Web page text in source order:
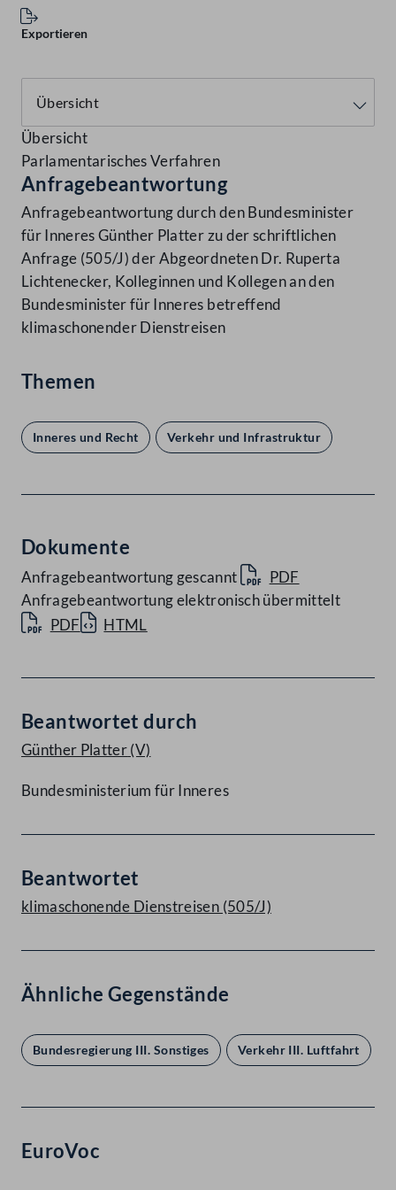
Exportieren
Übersicht
Parlamentarisches Verfahren
Anfragebeantwortung
Anfragebeantwortung durch den Bundesminister
für Inneres Günther Platter zu der schriftlichen
Anfrage (505/J) der Abgeordneten Dr. Ruperta
Lichtenecker, Kolleginnen und Kollegen an den
Bundesminister für Inneres betreffend
klimaschonender Dienstreisen
Themen
Inneres und Recht Verkehr und Infrastruktur
Dokumente
Anfragebeantwortung gescannt
PDF
Anfragebeantwortung elektronisch übermittelt
PDF
HTML
Beantwortet durch
Günther Platter(V)
Bundesministerium für Inneres
Beantwortet
klimaschonende Dienstreisen (505/J)
Ähnliche Gegenstände
Bundesregierung III. Sonstiges Verkehr III. Luftfahrt
EuroVoc